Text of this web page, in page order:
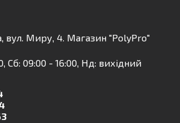
вул. Миру, 4. Магазин "PolyPro"
Сб: 09:00 - 16:00, Нд: вихідний